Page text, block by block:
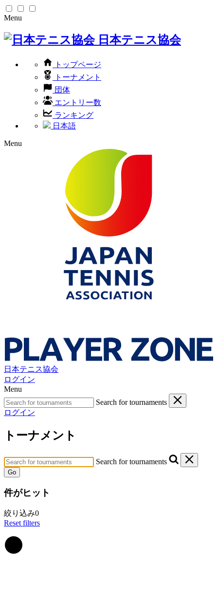
Menu
日本テニス協会
トップページ
トーナメント
団体
エントリー数
ランキング
日本語
Menu
日本テニス協会
ログイン
Menu
Search for tournaments
ログイン
トーナメント
Search for tournaments
Go
件がヒット
絞り込み0
Reset filters